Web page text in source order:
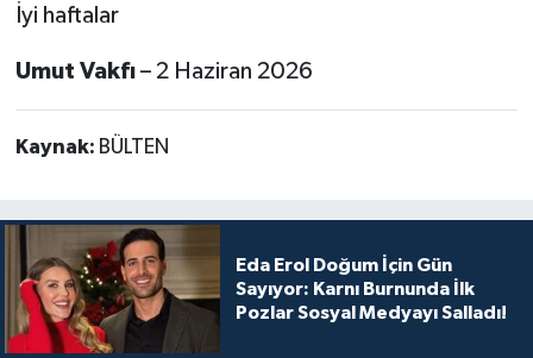
İyi haftalar
Umut Vakfı– 2 Haziran 2026
Kaynak: BÜLTEN
Eda Erol Doğum İçin Gün
Sayıyor: Karnı Burnunda İlk
Pozlar Sosyal Medyayı Salladı!